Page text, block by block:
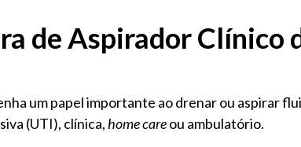
de Aspirador Clínico
um papel importante ao drenar ou aspirar
(UTI), clínica,home careou ambulatório.